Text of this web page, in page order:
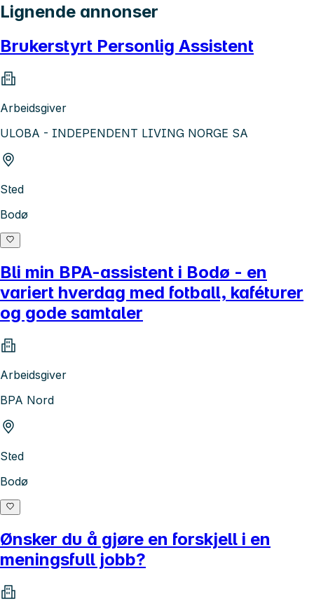
Lignende annonser
Brukerstyrt Personlig Assistent
Arbeidsgiver
ULOBA - INDEPENDENT LIVING NORGE SA
Sted
Bodø
Bli min BPA-assistent i Bodø - en
variert hverdag med fotball, kaféturer
og gode samtaler
Arbeidsgiver
BPA Nord
Sted
Bodø
Ønsker du å gjøre en forskjell i en
meningsfull jobb?